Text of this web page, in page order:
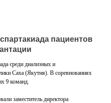
пациентов
среди диализных и
Саха (Якутия). В соревнованиях
9 команд.
заместитель директора